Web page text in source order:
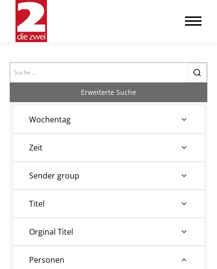
Search
Erweiterte Suche
Wochentag
Zeit
Sender group
Titel
Orginal Titel
Personen